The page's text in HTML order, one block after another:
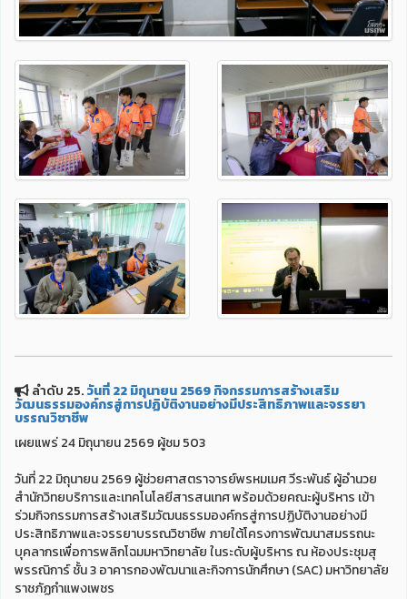
ลำดับ 25.วันที่ 22 มิถุนายน 2569 กิจกรรมการสร้างเสริม
วัฒนธรรมองค์กรสู่การปฏิบัติงานอย่างมีประสิทธิภาพและจรรยา
บรรณวิชาชีพ
เผยแพร่ 24 มิถุนายน 2569 ผู้ชม 503
วันที่ 22 มิถุนายน 2569 ผู้ช่วยศาสตราจารย์พรหมเมศ วีระพันธ์ ผู้อำนวย
สำนักวิทยบริการและเทคโนโลยีสารสนเทศ พร้อมด้วยคณะผู้บริหาร เข้า
ร่วมกิจกรรมการสร้างเสริมวัฒนธรรมองค์กรสู่การปฏิบัติงานอย่างมี
ประสิทธิภาพและจรรยาบรรณวิชาชีพ ภายใต้โครงการพัฒนาสมรรถนะ
บุคลากรเพื่อการพลิกโฉมมหาวิทยาลัย ในระดับผู้บริหาร ณ ห้องประชุมสุ
พรรณิการ์ ชั้น 3 อาคารกองพัฒนาและกิจการนักศึกษา (SAC) มหาวิทยาลัย
ราชภัฏกำแพงเพชร